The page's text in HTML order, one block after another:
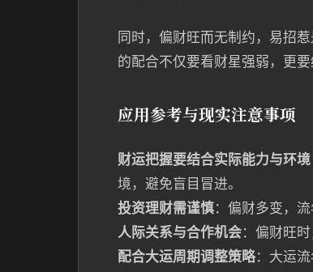
同时，偏财旺而无制约，易招
的配合不仅要看财星强弱，更
应用参考与现实注意事项
财运把握要结合实际能力与环境
境，避免盲目冒进。
投资理财需谨慎：偏财多变，
人际关系与合作机会：偏财旺
配合大运周期调整策略：大运